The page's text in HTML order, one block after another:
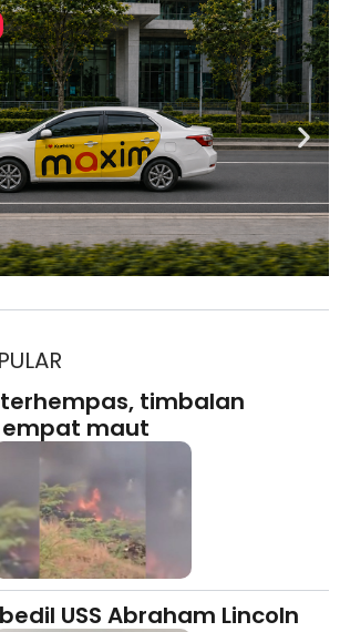
2026
timbalan
maut
USS Abraham Lincoln